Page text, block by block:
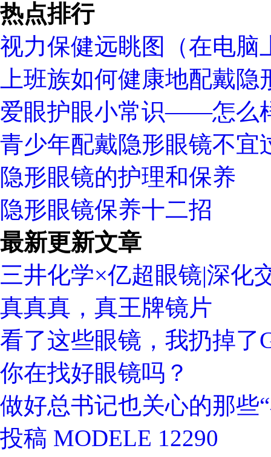
热点排行
视力保健远眺图（在电脑
上班族如何健康地配戴隐
爱眼护眼小常识——怎么
青少年配戴隐形眼镜不宜
隐形眼镜的护理和保养
隐形眼镜保养十二招
最新更新文章
三井化学×亿超眼镜|深化
真真真，真王牌镜片
看了这些眼镜，我扔掉了
你在找好眼镜吗？
做好总书记也关心的那些
投稿 MODELE 12290